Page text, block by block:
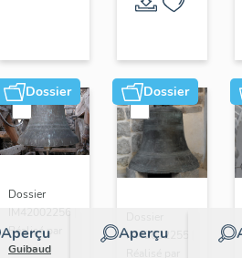
Dossier
Aperçu
Dossier
IM42002256 |
Réalisé par
Guibaud
Dossier
Aperçu
IM42002255 |